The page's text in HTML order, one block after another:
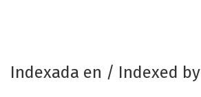
Indexada en / Indexed by